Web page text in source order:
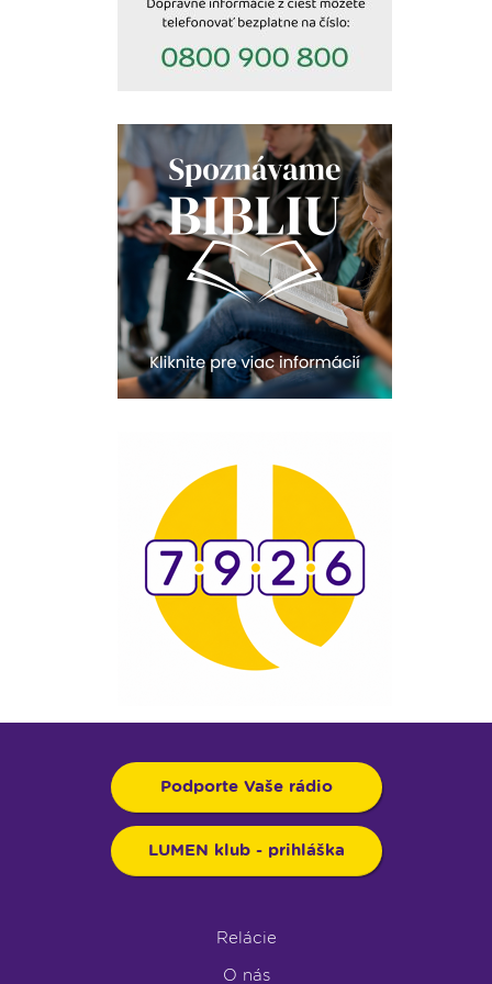
Podporte Vaše rádio
LUMEN klub - prihláška
Relácie
O nás